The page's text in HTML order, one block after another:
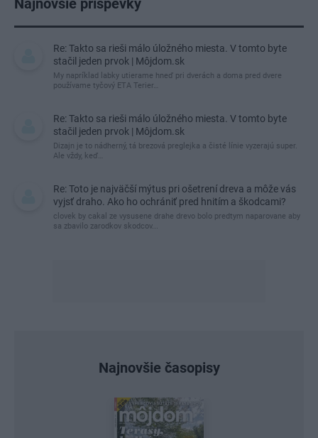
Najnovšie príspevky
Re: Takto sa rieši málo úložného miesta. V tomto byte
stačil jeden prvok | Môjdom.sk
My napríklad labky utierame hneď pri dverách a doma pred dvere
používame tyčový ETA Terier…
Re: Takto sa rieši málo úložného miesta. V tomto byte
stačil jeden prvok | Môjdom.sk
Dizajn je to nádherný, tá brezová preglejka a čisté línie vyzerajú super.
Ale vždy, keď…
Re: Toto je najväčší mýtus pri ošetrení dreva a môže vás
vyjsť draho. Ako ho ochrániť pred hnitím a škodcami?
clovek by cakal ze vysusene drahe drevo bolo predtym naparovane aby
sa zbavilo zarodkov skodcov...
Najnovšie časopisy